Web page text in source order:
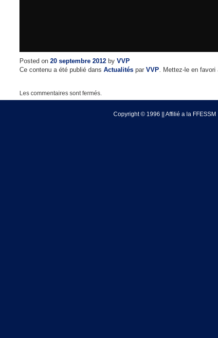
Posted on 20 septembre 2012 by VVP
Ce contenu a été publié dans Actualités par VVP. Mettez-le en
Les commentaires sont fermés.
Copyright © 1996 || Affilié a la